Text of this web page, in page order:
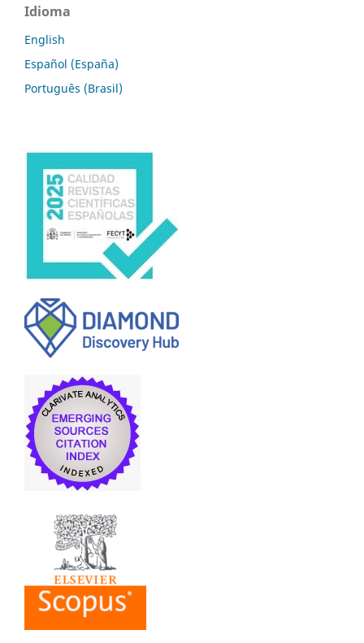
Idioma
English
Español (España)
Português (Brasil)